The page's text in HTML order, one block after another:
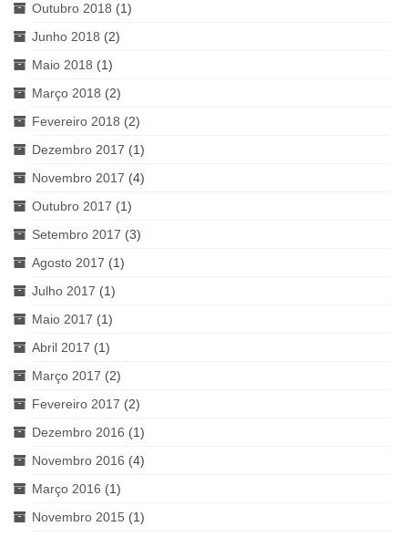
Outubro 2018 (1)
Junho 2018 (2)
Maio 2018 (1)
Março 2018 (2)
Fevereiro 2018 (2)
Dezembro 2017 (1)
Novembro 2017 (4)
Outubro 2017 (1)
Setembro 2017 (3)
Agosto 2017 (1)
Julho 2017 (1)
Maio 2017 (1)
Abril 2017 (1)
Março 2017 (2)
Fevereiro 2017 (2)
Dezembro 2016 (1)
Novembro 2016 (4)
Março 2016 (1)
Novembro 2015 (1)